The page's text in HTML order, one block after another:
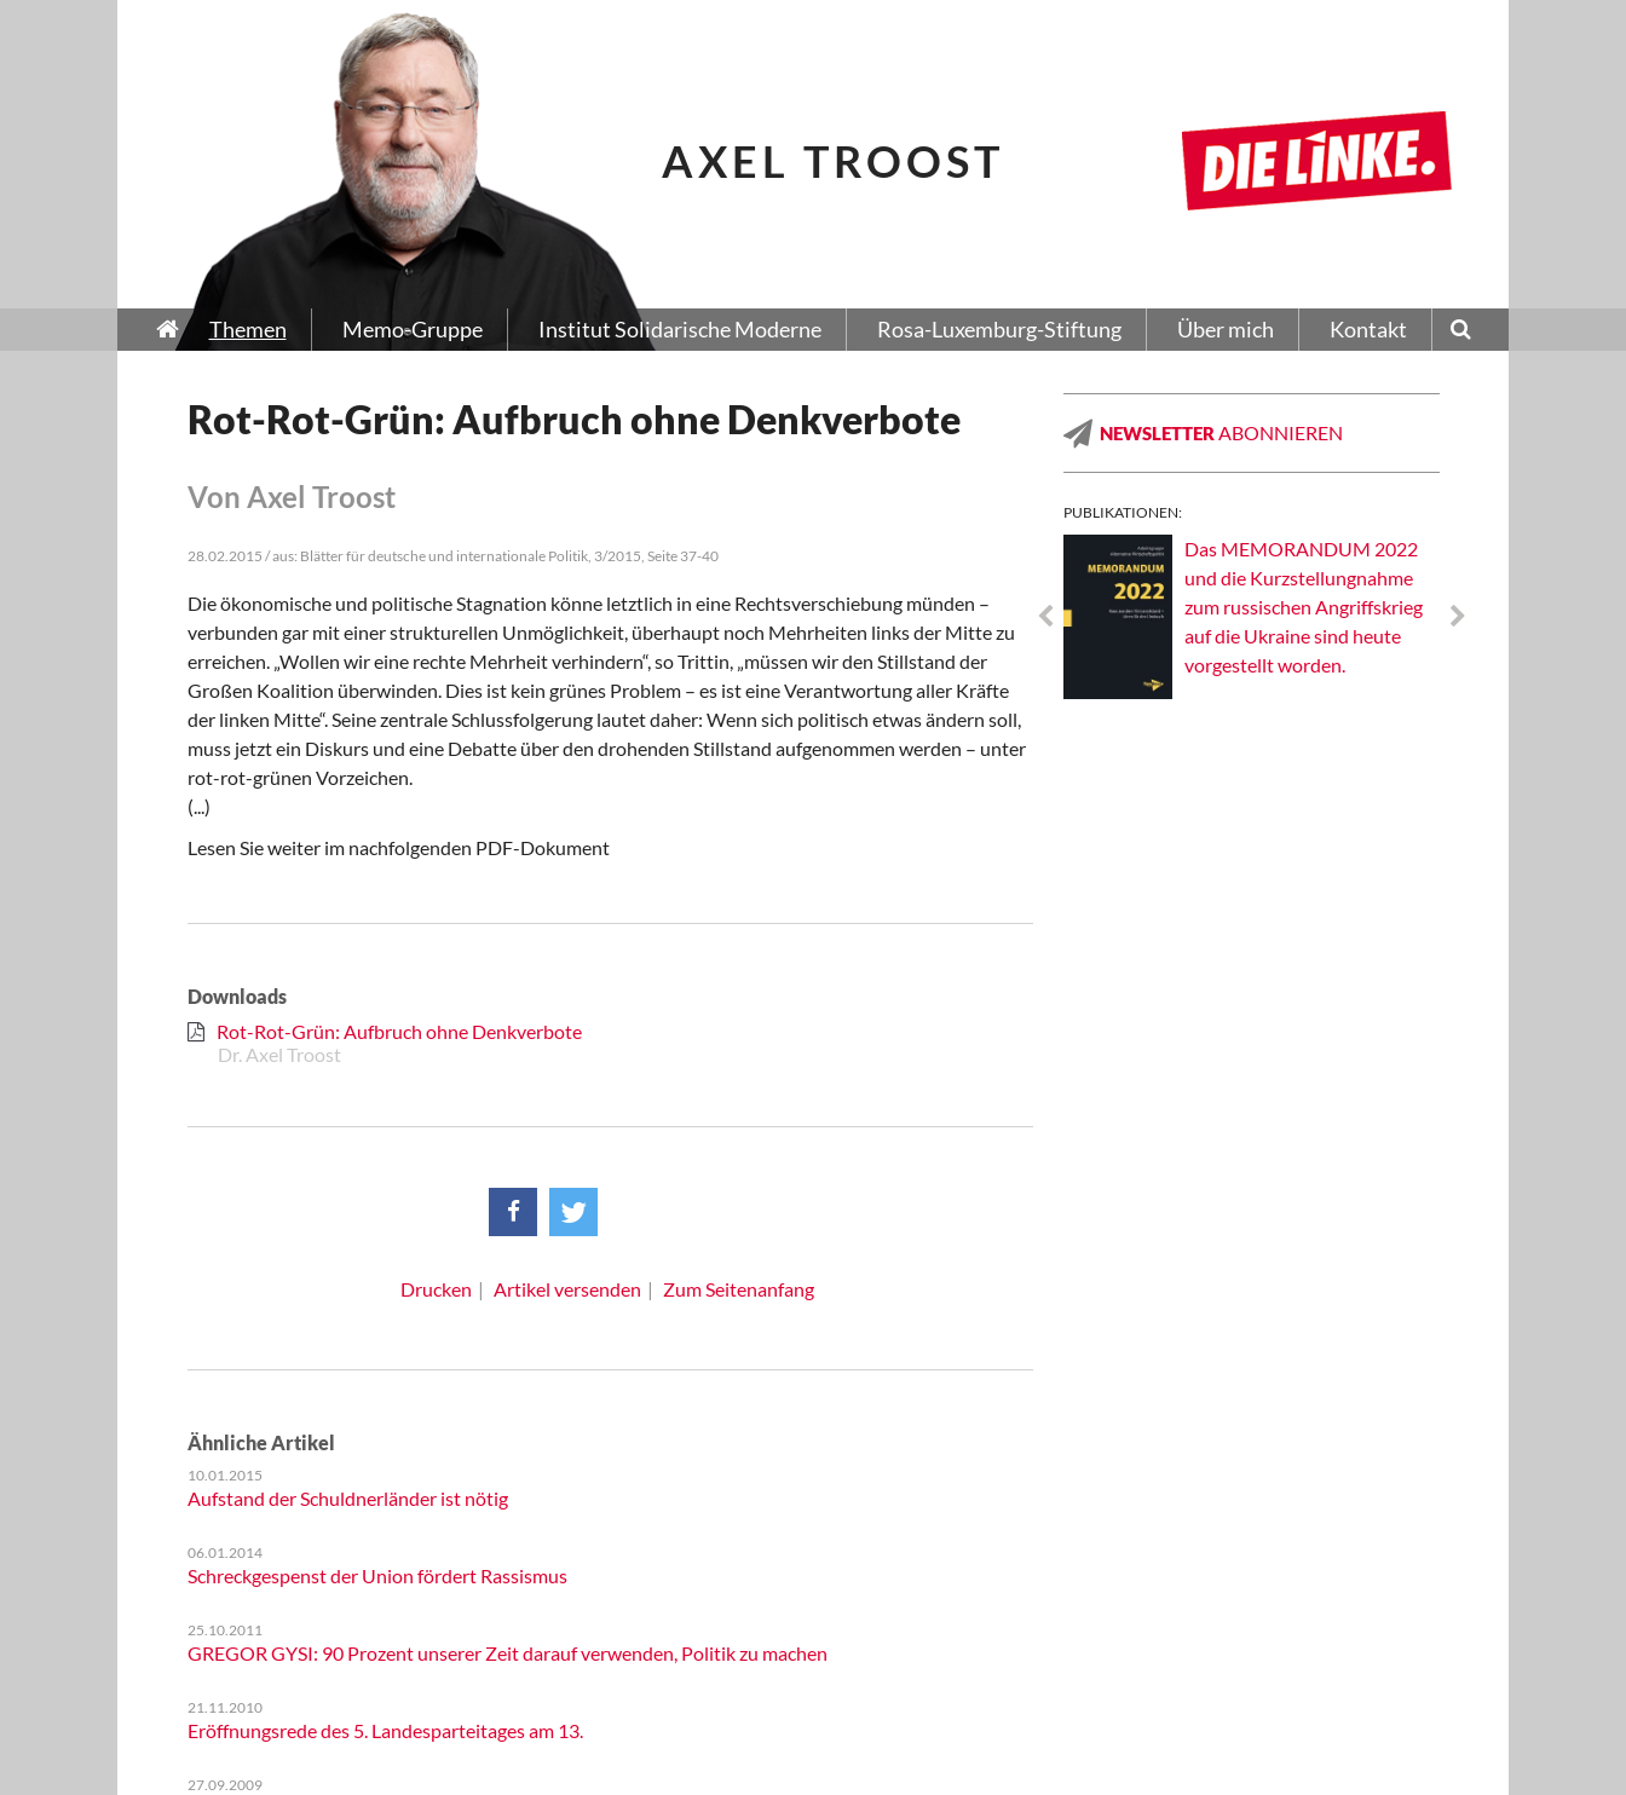
AXEL TROOST
Themen Memo-Gruppe Institut Solidarische Moderne Rosa-Luxemburg-Stiftung Über mich Kontakt
Rot-Rot-Grün: Aufbruch ohne Denkverbote
Von Axel Troost
28.02.2015 / aus: Blätter für deutsche und internationale Politik, 3/2015, Seite 37-40
Die ökonomische und politische Stagnation könne letztlich in eine Rechtsverschiebung münden –
verbunden gar mit einer strukturellen Unmöglichkeit, überhaupt noch Mehrheiten links der Mitte zu
erreichen. „Wollen wir eine rechte Mehrheit verhindern“, so Trittin, „müssen wir den Stillstand der
Großen Koalition überwinden. Dies ist kein grünes Problem – es ist eine Verantwortung aller Kräfte
der linken Mitte“. Seine zentrale Schlussfolgerung lautet daher: Wenn sich politisch etwas ändern soll,
muss jetzt ein Diskurs und eine Debatte über den drohenden Stillstand aufgenommen werden – unter
rot-rot-grünen Vorzeichen.
(...)
Lesen Sie weiter im nachfolgenden PDF-Dokument
Downloads
Rot-Rot-Grün: Aufbruch ohne Denkverbote
Dr. Axel Troost
Drucken Artikel versenden Zum Seitenanfang
Ähnliche Artikel
10.01.2015
Aufstand der Schuldnerländer ist nötig
06.01.2014
Schreckgespenst der Union fördert Rassismus
25.10.2011
GREGOR GYSI: 90 Prozent unserer Zeit darauf verwenden, Politik zu machen
21.11.2010
Eröffnungsrede des 5. Landesparteitages am 13.
27.09.2009
NEWSLETTER ABONNIEREN
PUBLIKATIONEN:
Das MEMORANDUM 2022
und die Kurzstellungnahme
zum russischen Angriffskrieg
auf die Ukraine sind heute
vorgestellt worden.